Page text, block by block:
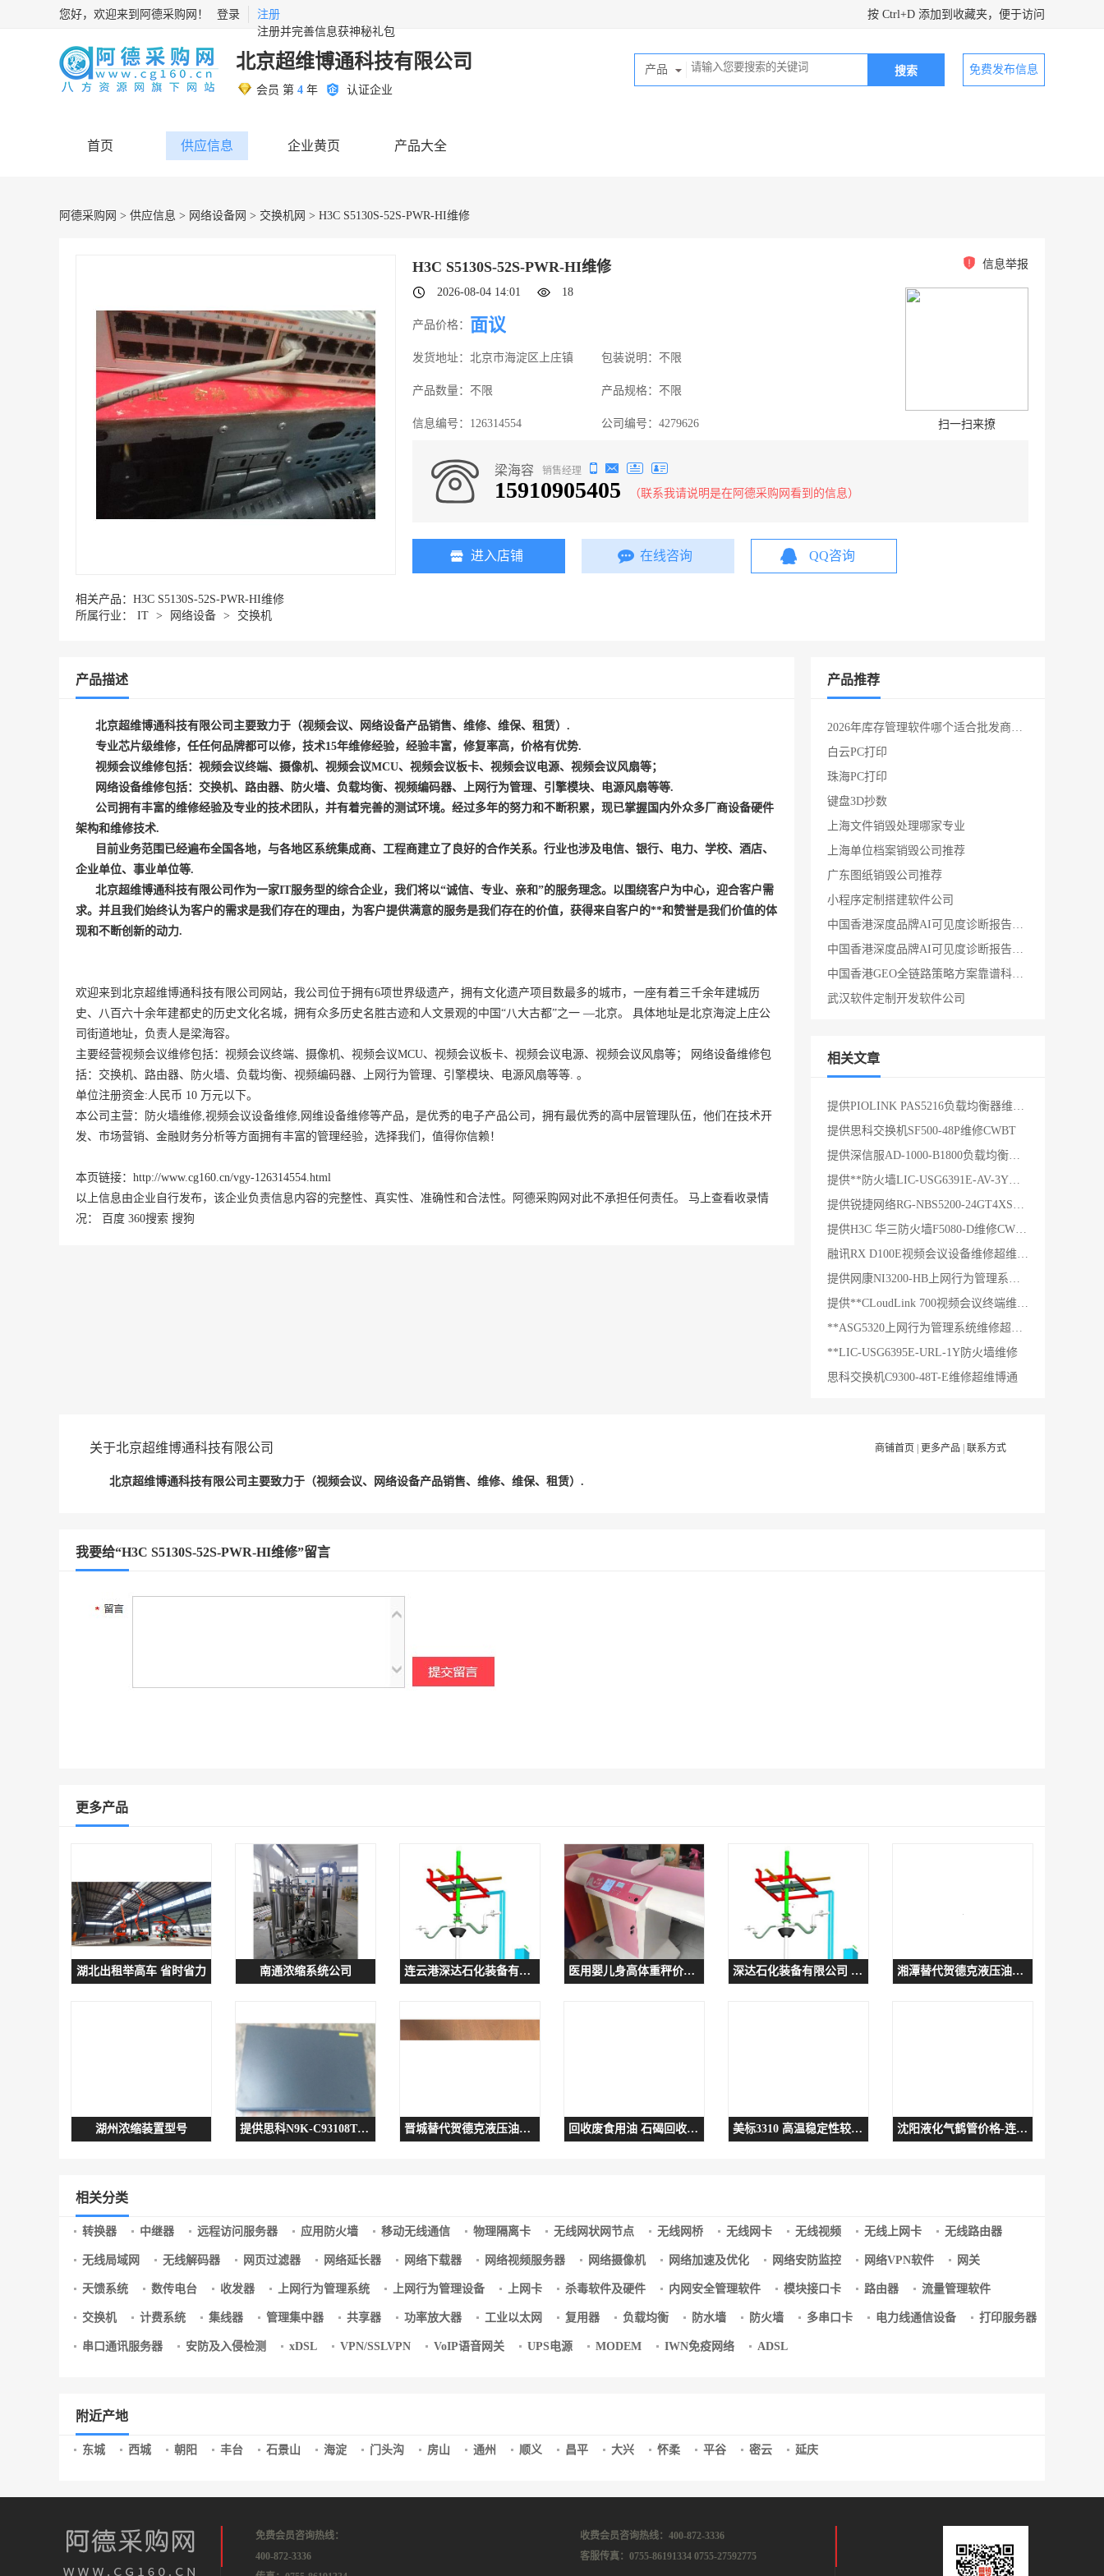
您好，欢迎来到阿德采购网！ 登录
注册
注册并完善信息获神秘礼包
按 Ctrl+D 添加到收藏夹，便于访问
北京超维博通科技有限公司
会员 第 4 年 认证企业
产品 免费发布信息
首页 供应信息 企业黄页 产品大全
阿德采购网 > 供应信息 > 网络设备网 > 交换机网 > H3C S5130S-52S-PWR-HI维修
H3C S5130S-52S-PWR-HI维修
2026-08-04 14:01 18
产品价格： 面议
发货地址： 北京市海淀区上庄镇 包装说明： 不限
产品数量： 不限 产品规格： 不限
信息编号： 126314554 公司编号： 4279626
梁海容 销售经理
15910905405 （联系我请说明是在阿德采购网看到的信息）
进入店铺 在线咨询 QQ咨询
信息举报
扫一扫来撩
相关产品： H3C S5130S-52S-PWR-HI维修
所属行业：
IT > 网络设备 > 交换机
产品描述
北京超维博通科技有限公司主要致力于（视频会议、网络设备产品销售、维修、维保、租赁） .
专业芯片级维修，任任何品牌都可以修，技术15年维修经验，经验丰富，修复率高，价格有优势.
视频会议维修包括：视频会议终端、摄像机、视频会议MCU、视频会议板卡、视频会议电源、视频会议风扇等；
网络设备维修包括：交换机、路由器、防火墙、负载均衡、视频编码器、上网行为管理、引擎模块、电源风扇等等.
公司拥有丰富的维修经验及专业的技术团队，并有着完善的测试环境。经过多年的努力和不断积累，现已掌握国内外众多厂商设备硬件
架构和维修技术.
目前业务范围已经遍布全国各地，与各地区系统集成商、工程商建立了良好的合作关系。行业也涉及电信、银行、电力、学校、酒店、
企业单位、事业单位等.
北京超维博通科技有限公司作为一家IT服务型的综合企业，我们将以“诚信、专业、亲和”的服务理念。以围绕客户为中心，迎合客户需
求。并且我们始终认为客户的需求是我们存在的理由，为客户提供满意的服务是我们存在的价值，获得来自客户的**和赞誉是我们价值的体
现和不断创新的动力.
欢迎来到北京超维博通科技有限公司网站，我公司位于拥有6项世界级遗产，拥有文化遗产项目数最多的城市，一座有着三千余年建城历
史、八百六十余年建都史的历史文化名城，拥有众多历史名胜古迹和人文景观的中国“八大古都”之一 —北京。 具体地址是北京海淀 上庄公
司街道地址，负责人是梁海容。
主要经营视频会议维修包括：视频会议终端、摄像机、视频会议MCU、视频会议板卡、视频会议电源、视频会议风扇等； 网络设备维修包
括：交换机、路由器、防火墙、负载均衡、视频编码器、上网行为管理、引擎模块、电源风扇等等. 。
单位注册资金:人民币 10 万元以下。
本公司主营：防火墙维修,视频会议设备维修,网维设备维修等产品，是优秀的电子产品公司，拥有最优秀的高中层管理队伍，他们在技术开
发、市场营销、金融财务分析等方面拥有丰富的管理经验，选择我们，值得你信赖！
本页链接： http://www.cg160.cn/vgy-126314554.html
以上信息由企业自行发布，该企业负责信息内容的完整性、真实性、准确性和合法性。阿德采购网对此不承担任何责任。
马上查看收录情
况：
百度 360搜索 搜狗
产品推荐
2026年库存管理软件哪个适合批发商户使用
白云PC打印
珠海PC打印
键盘3D抄数
上海文件销毁处理哪家专业
上海单位档案销毁公司推荐
广东图纸销毁公司推荐
小程序定制搭建软件公司
中国香港深度品牌AI可见度诊断报告系统专业科技软件公司
中国香港深度品牌AI可见度诊断报告系统靠谱科技软件公司
中国香港GEO全链路策略方案靠谱科技软件公司
武汉软件定制开发软件公司
相关文章
提供PIOLINK PAS5216负载均衡器维修BJCWBT
提供思科交换机SF500-48P维修CWBT
提供深信服AD-1000-B1800负载均衡器维修超维博通
提供**防火墙LIC-USG6391E-AV-3Y维修CWBT
提供锐捷网络RG-NBS5200-24GT4XS交换机维修CWBT
提供H3C 华三防火墙F5080-D维修CWBT
融讯RX D100E视频会议设备维修超维博通
提供网康NI3200-HB上网行为管理系统维修BJCWBT
提供**CLoudLink 700视频会议终端维修CWBT
**ASG5320上网行为管理系统维修超维博通
**LIC-USG6395E-URL-1Y防火墙维修
思科交换机C9300-48T-E维修超维博通
关于北京超维博通科技有限公司 商铺首页 更多产品 联系方式
北京超维博通科技有限公司主要致力于（视频会议、网络设备产品销售、维修、维保、租赁）.
我要给“H3C S5130S-52S-PWR-HI维修”留言
更多产品
湖北出租举高车 省时省力 南通浓缩系统公司 连云港深达石化装备有限公司 台州底部鹤管厂家 医用婴儿身高体重秤价格 呵护宝宝 深达石化装备有限公司 湖北低温鹤管批发价 湘潭替代贺德克液压油滤芯供应
湖州浓缩装置型号 提供思科N9K-C93108TC-FX交换机维修CWBT 晋城替代贺德克液压油滤芯厂家 回收废食用油 石碣回收废洗板水电话 美标3310 高温稳定性较强-耐热性不错 沈阳液化气鹤管价格-连云港深达石化装备有限公司
相关分类
转换器 中继器 远程访问服务器 应用防火墙 移动无线通信 物理隔离卡 无线网状网节点 无线网桥 无线网卡 无线视频 无线上网卡 无线路由器
无线局域网 无线解码器 网页过滤器 网络延长器 网络下载器 网络视频服务器 网络摄像机 网络加速及优化 网络安防监控 网络VPN软件 网关
天馈系统 数传电台 收发器 上网行为管理系统 上网行为管理设备 上网卡 杀毒软件及硬件 内网安全管理软件 模块接口卡 路由器 流量管理软件
交换机 计费系统 集线器 管理集中器 共享器 功率放大器 工业以太网 复用器 负载均衡 防水墙 防火墙 多串口卡 电力线通信设备 打印服务器
串口通讯服务器 安防及入侵检测 xDSL VPN/SSLVPN VoIP语音网关 UPS电源 MODEM IWN免疫网络 ADSL
附近产地
东城 西城 朝阳 丰台 石景山 海淀 门头沟 房山 通州 顺义 昌平 大兴 怀柔 平谷 密云 延庆
免费会员咨询热线：
400-872-3336
收费会员咨询热线：400-872-3336
客服传真：0755-86191334 0755-27592775